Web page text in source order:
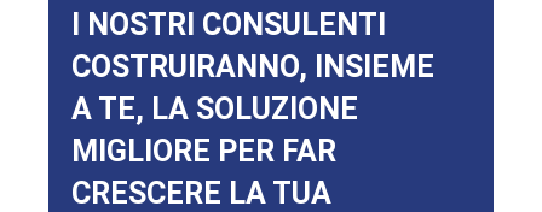
I NOSTRI CONSULENTI
COSTRUIRANNO, INSIEME
A TE, LA SOLUZIONE
MIGLIORE PER FAR
CRESCERE LA TUA